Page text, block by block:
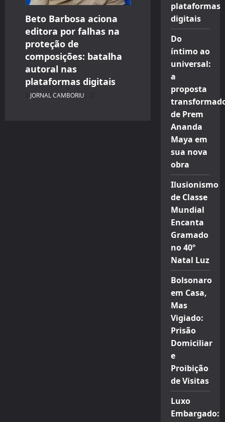
Beto Barbosa aciona
editora por falhas na
proteção de
composições: batalha
autoral nas
plataformas digitais
JORNAL CAMBORIU
plataformas
digitais
Do
íntimo ao
universal:
a
proposta
de Prem
Ananda
Maya em
sua nova
obra
Ilusionismo
de Classe
Mundial
Encanta
Gramado
no 40º
Natal Luz
Bolsonaro
em Casa,
Mas
Vigiado:
Prisão
Domiciliar
e
Proibição
de Visitas
Luxo
Embargado: